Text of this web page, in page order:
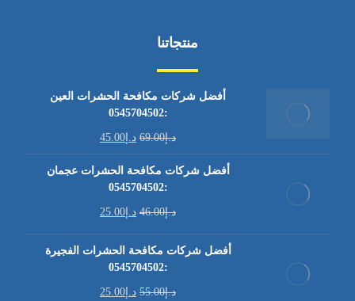
منتجاتنا
أفضل شركات مكافحة الحشرات العين
:0545704502
د.إ69.00 د.إ 45.00
أفضل شركات مكافحة الحشرات عجمان
:0545704502
د.إ46.00 د.إ 25.00
أفضل شركات مكافحة الحشرات الفجيرة
:0545704502
د.إ55.00 د.إ 25.00